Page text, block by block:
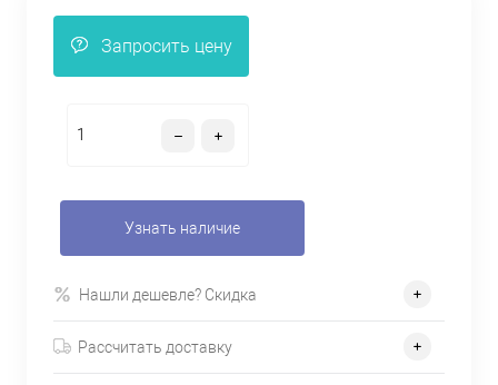
Запросить цену
Узнать наличие
Нашли дешевле? Скидка
Рассчитать доставку